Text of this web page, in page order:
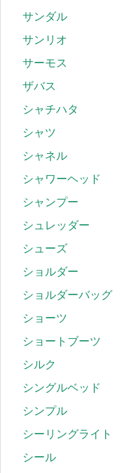
サンダル
サンリオ
サーモス
ザバス
シャチハタ
シャツ
シャネル
シャワーヘッド
シャンプー
シュレッダー
シューズ
ショルダー
ショルダーバッグ
ショーツ
ショートブーツ
シルク
シングルベッド
シンプル
シーリングライト
シール